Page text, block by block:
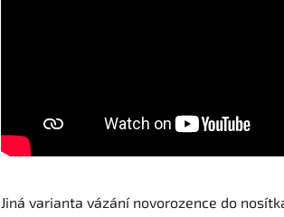
Jiná varianta vázání novorozence do